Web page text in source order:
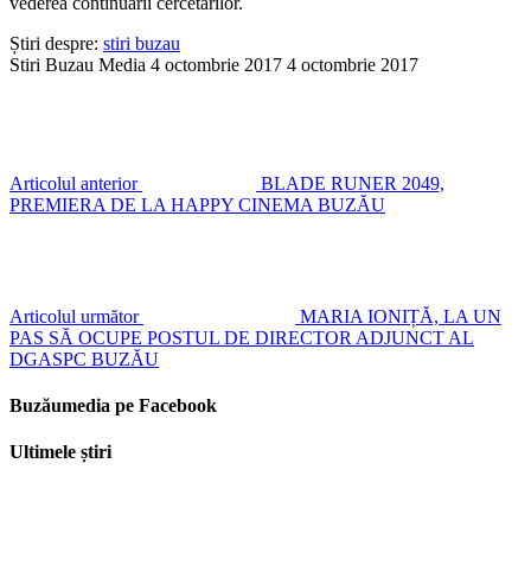
Știri despre: stiri buzau
Stiri Buzau Media 4 octombrie 2017 4 octombrie 2017
Articolul anterior
BLADE RUNER 2049,
PREMIERA DE LA HAPPY CINEMA BUZĂU
Articolul următor
MARIA IONIȚĂ, LA UN
PAS SĂ OCUPE POSTUL DE DIRECTOR ADJUNCT AL
DGASPC BUZĂU
Buzăumedia pe Facebook
Ultimele știri